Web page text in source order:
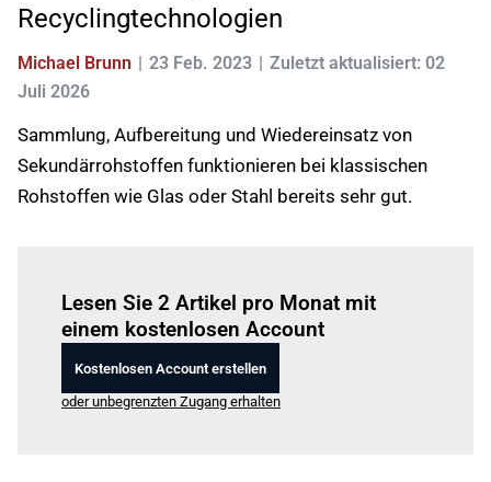
Recyclingtechnologien
Michael Brunn 23 Feb. 2023
Zuletzt aktualisiert: 02
Juli 2026
Sammlung, Aufbereitung und Wiedereinsatz von
Sekundärrohstoffen funktionieren bei klassischen
Rohstoffen wie Glas oder Stahl bereits sehr gut.
Lesen Sie 2 Artikel pro Monat mit
einem kostenlosen Account
Kostenlosen Account erstellen
oder unbegrenzten Zugang erhalten